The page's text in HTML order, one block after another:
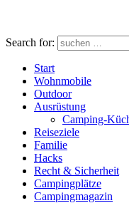
Search for:
Start
Wohnmobile
Outdoor
Ausrüstung
Camping-
Reiseziele
Familie
Hacks
Recht & Sicherheit
Campingplätze
Campingmagazin